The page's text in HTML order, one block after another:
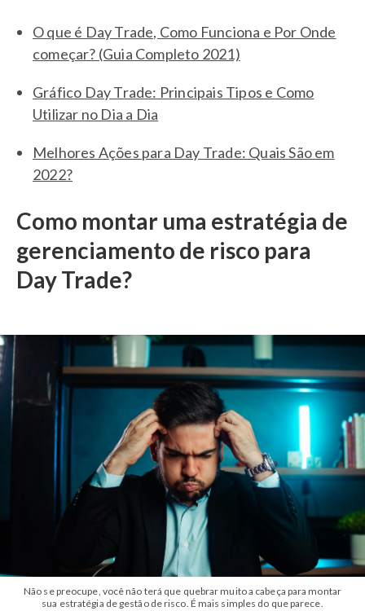
O que é Day Trade, Como Funciona e Por Onde
começar? (Guia Completo 2021)
Gráfico Day Trade: Principais Tipos e Como
Utilizar no Dia a Dia
Melhores Ações para Day Trade: Quais São em
2022?
Como montar uma estratégia de
gerenciamento de risco para
Day Trade?
Não se preocupe, você não terá que quebrar muito a cabeça para montar
sua estratégia de gestão de risco. É mais simples do que parece.